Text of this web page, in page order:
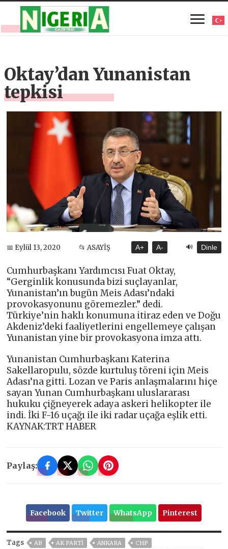
Oktay’dan Yunanistan
tepkisi
📅 Eylül 13, 2020 📂 ASAYİŞ A+ A- 🔊 Dinle
Cumhurbaşkanı Yardımcısı Fuat Oktay,
“Gerginlik konusunda bizi suçlayanlar,
Yunanistan’ın bugün Meis Adası’ndaki
provokasyonunu göremezler.” dedi.
Türkiye’nin haklı konumuna itiraz eden ve Doğu
Akdeniz’deki faaliyetlerini engellemeye çalışan
Yunanistan yine bir provokasyona imza attı.
Yunanistan Cumhurbaşkanı Katerina
Sakellaropulu, sözde kurtuluş töreni için Meis
Adası’na gitti. Lozan ve Paris anlaşmalarını hiçe
sayan Yunan Cumhurbaşkanı uluslararası
hukuku çiğneyerek adaya askeri helikopter ile
indi. İki F-16 uçağı ile iki radar uçağa eşlik etti.
KAYNAK:TRT HABER
Paylaş:
Facebook Twitter WhatsApp Pinterest
Tags AB AK PARTİ ANKARA
CHP